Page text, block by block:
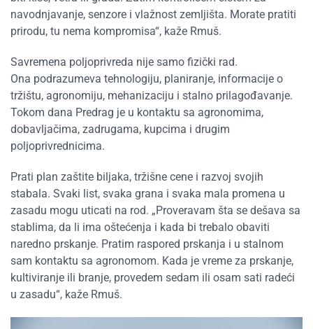
navodnjavanje, senzore i vlažnost zemljišta. Morate pratiti
prirodu, tu nema kompromisa“, kaže Rmuš.
Savremena poljoprivreda nije samo fizički rad.
Ona podrazumeva tehnologiju, planiranje, informacije o
tržištu, agronomiju, mehanizaciju i stalno prilagođavanje.
Tokom dana Predrag je u kontaktu sa agronomima,
dobavljačima, zadrugama, kupcima i drugim
poljoprivrednicima.
Prati plan zaštite biljaka, tržišne cene i razvoj svojih
stabala. Svaki list, svaka grana i svaka mala promena u
zasadu mogu uticati na rod. „Proveravam šta se dešava sa
stablima, da li ima oštećenja i kada bi trebalo obaviti
naredno prskanje. Pratim raspored prskanja i u stalnom
sam kontaktu sa agronomom. Kada je vreme za prskanje,
kultiviranje ili branje, provedem sedam ili osam sati radeći
u zasadu“, kaže Rmuš.